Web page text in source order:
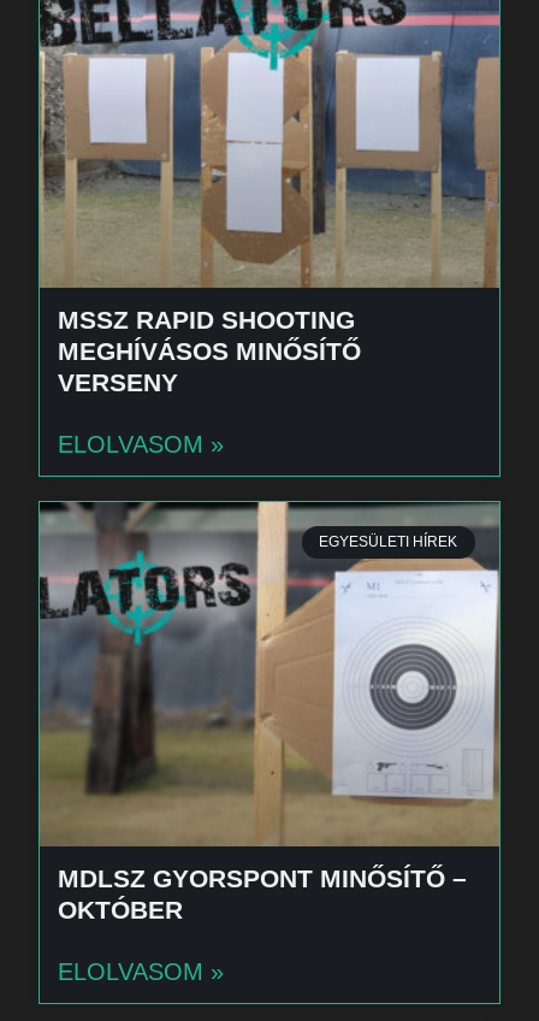
MSSZ RAPID SHOOTING
MEGHÍVÁSOS MINŐSÍTŐ
VERSENY
ELOLVASOM »
EGYESÜLETI HÍREK
MDLSZ GYORSPONT MINŐSÍTŐ –
OKTÓBER
ELOLVASOM »